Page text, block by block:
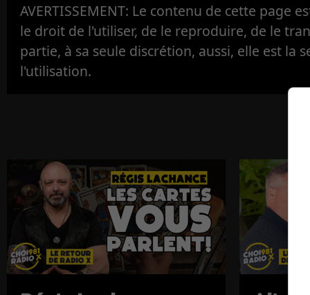
AVERTISSEMENT: Le contenu de cette page
le droit de l'utiliser, de le reproduire, de le
partie, à sa seule discrétion, aussi, elle est la
l'utilisation.